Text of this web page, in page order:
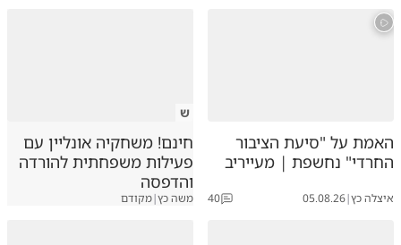
האמת על "סיעת הציבור
החרדי" נחשפת | מעייריב
איצלה כץ|
05.08.26
40
ש
חינם! משחקיה אונליין עם
פעילות משפחתית להורדה
והדפסה
משה כץ|מקודם